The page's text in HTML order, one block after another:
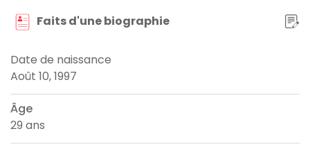
Faits d'une biographie
Date de naissance
Août 10, 1997
Âge
29 ans